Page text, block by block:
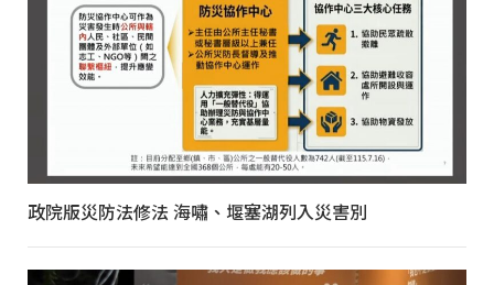
政院版災防法修法 海嘯、堰塞湖列入災害別